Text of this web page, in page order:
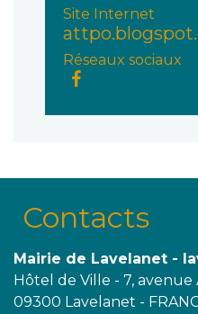
Site Internet
Réseaux sociaux
Contacts
Mairie de Lavelanet -
Hôtel de Ville - 7, avenue
09300 Lavelanet -